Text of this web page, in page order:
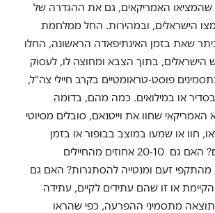
שהמציאו האמריקאים, גם את ההגדרה של
הישראלים, ובמהירות. החל ממלחמת
שאת בזמן האינתיפאדה הראשונה, החלו
הישראלים, בתוך הצבא ומחוצה לו, לעסוק
פוסט-טראומטיים בקרב חיילי צה"ל,
או במילואים. כמה מהם, בדומה
שחוו את וייטנאם, סובלים מסיוטי
חוו או שמעו במוצב בבופור או בזמן
שעמדו במחסומים? האם גם 20-10 אחוזים מהחיילים
מהתקפי זעם ומנטייה להסתגרות? האם גם
או זו שהם עתידים לקיים, עתידה
מתסמיני ההפרעה, כפי שהראו